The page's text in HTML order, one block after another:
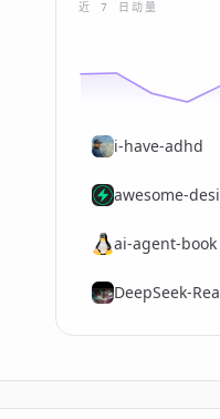
近 7 日动量
i-have-adhd
awesome-
ai-agent-book
DeepSeek-